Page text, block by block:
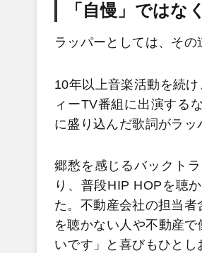
「自慢」ではな
ラッパーとしては、その
10年以上音楽活動を続
ィーTV番組に出演する
に盛り込んだ歌詞がラッ
郷愁を感じるバックト
り、普段HIP HOPを聴
た。不動産会社の担当
を聴かない人や不動産
いです」と喜びもひとし